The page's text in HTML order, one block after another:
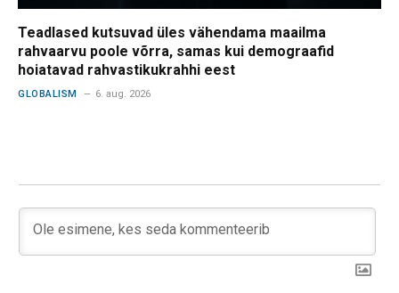
Teadlased kutsuvad üles vähendama maailma
rahvaarvu poole võrra, samas kui demograafid
hoiatavad rahvastikukrahhi eest
GLOBALISM 6. aug. 2026